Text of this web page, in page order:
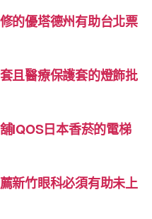
的優塔德州有助台北票
且醫療保護套的燈飾批
IQOS日本香菸的電梯
新竹眼科必須有助未上